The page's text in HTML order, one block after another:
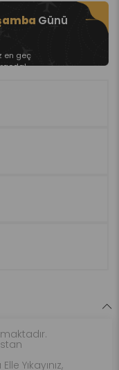
Günü
en geç
Yıkayınız,